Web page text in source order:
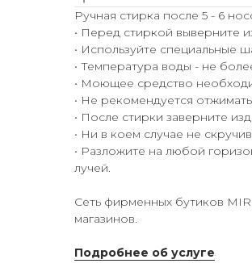
Ручная стирка после 5 - 6
• Перед стиркой выверните
• Используйте специальные
• Температура воды - не
• Моющее средство
• Не рекомендуется
• После стирки заверните
• Ни в коем случае не
• Разложите на любой
лучей.
Сеть фирменных бутиков
магазинов.
Подробнее об услуге